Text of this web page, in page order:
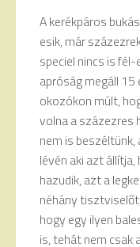
A kerékpáros
esik, már
speciel nincs is
apróság megáll 15
okozókon múlt,
volna a százezres
nem is
lévén aki azt állítja,
hazudik, azt a
néhány
hogy egy ilyen
is, tehát nem csak